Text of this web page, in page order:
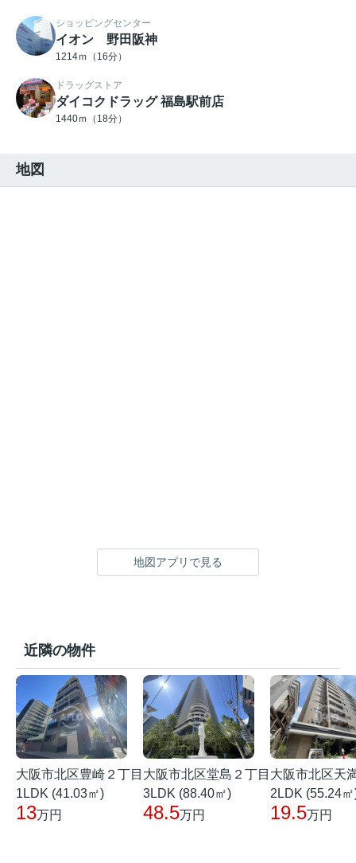
ショッピングセンター
イオン 野田阪神
1214ｍ（16分）
ドラッグストア
ダイコクドラッグ 福島駅前店
1440ｍ（18分）
地図
地図アプリで見る
近隣の物件
大阪市北区豊崎２丁目
1LDK (41.03㎡)
13万円
大阪市北区堂島２丁目
3LDK (88.40㎡)
48.5万円
大阪市北区天
2LDK (55.24
19.5万円